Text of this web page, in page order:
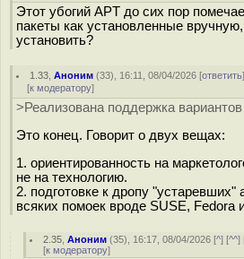
Этот убогий APT до сих пор
пакеты как установленные
установить?
1.33 ,Аноним (33), 16:11, 08/04/2026 [ответить
[к модератору]
>Реализована поддержка
Это конец. Говорит о двух вещах:
1. ориентированность на
не на технологию.
2. подготовке к дропу "устаревших"
всяких помоек вроде SUSE, Fedora
2.35 ,Аноним (35), 16:17, 08/04/2026 [^] [^^]
[к модератору]